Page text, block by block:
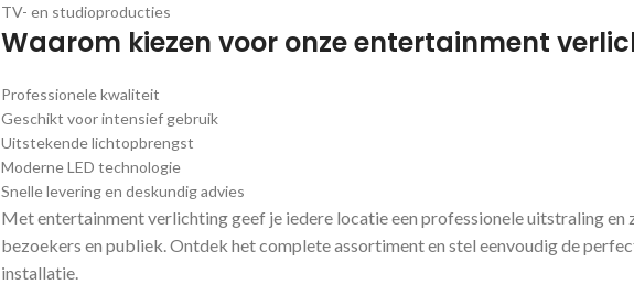
TV- en studioproducties
Waarom kiezen voor onze entertainment
Professionele kwaliteit
Geschikt voor intensief gebruik
Uitstekende lichtopbrengst
Moderne LED technologie
Snelle levering en deskundig advies
Met entertainment verlichting geef je iedere locatie een professionele uitstraling
bezoekers en publiek. Ontdek het complete assortiment en stel eenvoudig de
installatie.